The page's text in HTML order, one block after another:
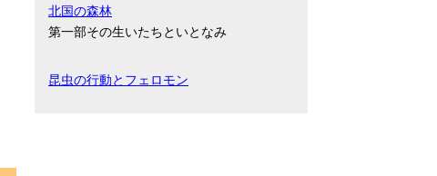
北国の森林
第一部その生いたちといとなみ
昆虫の行動とフェロモン